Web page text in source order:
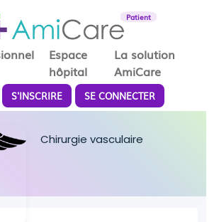
Patient
Espace
hôpital
La solution
AmiCare
S'INSCRIRE SE CONNECTER
Chirurgie vasculaire